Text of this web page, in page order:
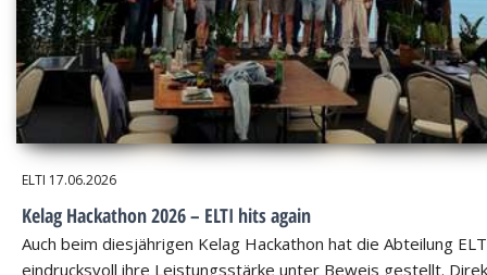
ELTI 17.06.2026
Kelag Hackathon 2026 – ELTI hits again
Auch beim diesjährigen Kelag Hackathon hat die Abteilung
eindrucksvoll ihre Leistungsstärke unter Beweis gestellt.